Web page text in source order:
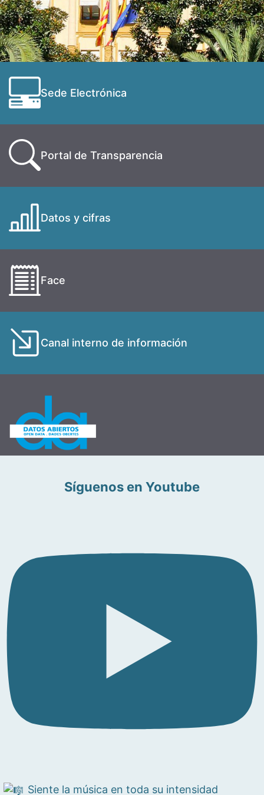
Sede Electrónica
Portal de Transparencia
Datos y cifras
Face
Canal interno de información
Síguenos en Youtube
Siente la música en toda su intensidad